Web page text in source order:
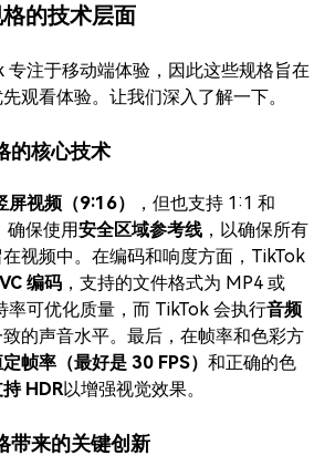
的技术层面
专注于移动端体验，因此这些规格旨在
观看体验。让我们深入了解一下。
的核心技术
屏视频（9:16）
，但也支持 1:1 和
确保使用安全区域参考线 ，以确保所有
视频中。在编码和响度方面，TikTok
编码 ，支持的文件格式为 MP4 或
率可优化质量，而 TikTok 会执行音频
的声音水平。最后，在帧率和色彩方
帧率（最好是 30 FPS） 和正确的色
HDR以增强视觉效果。
带来的关键创新